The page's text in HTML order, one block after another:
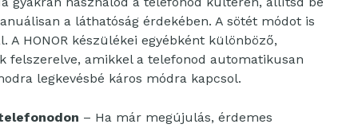
a láthatóság érdekében. A sötét módot is
HONOR készülékei egyébként különböző,
amikkel a telefonod automatikusan
legkevésbé káros módra kapcsol.
– Ha már megújulás, érdemes